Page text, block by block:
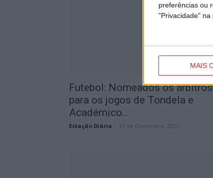
preferências ou
"Privacidade" na
MAIS
Futebol: Nomeados os árbitros
para os jogos de Tondela e
Académico...
Estação Diária 31 de Dezembro, 2025